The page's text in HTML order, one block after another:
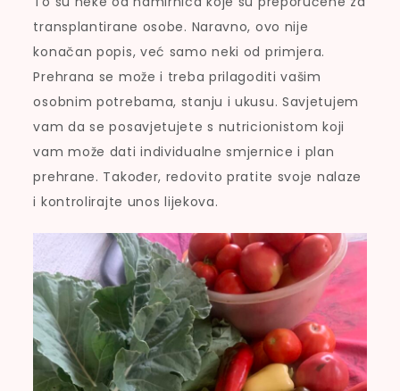
transplantirane osobe. Naravno, ovo nije
konačan popis, već samo neki od primjera.
Prehrana se može i treba prilagoditi vašim
osobnim potrebama, stanju i ukusu. Savjetujem
vam da se posavjetujete s nutricionistom koji
vam može dati individualne smjernice i plan
prehrane. Također, redovito pratite svoje nalaze
i kontrolirajte unos lijekova.